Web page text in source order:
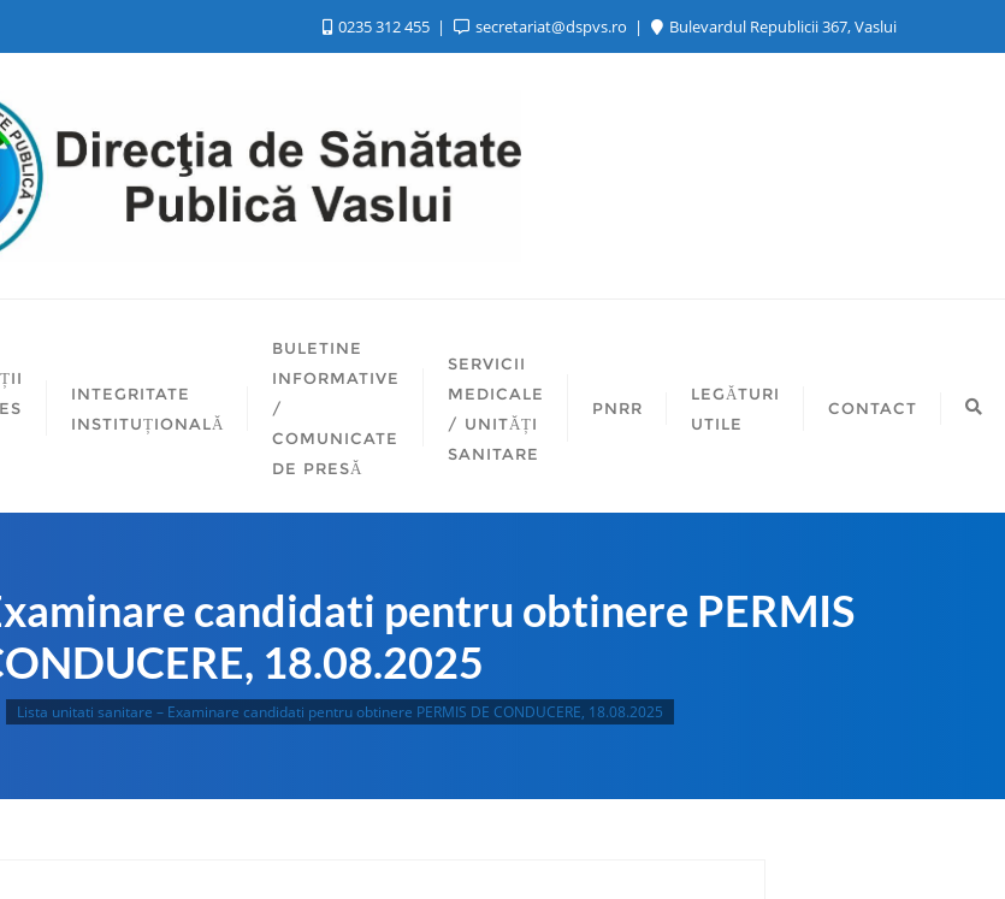
0235 312 455 secretariat@dspvs.ro Bulevardul Republicii 367, Vaslui
INTEGRITATE
INSTITUȚIONALĂ
BULETINE
INFORMATIVE
/
COMUNICATE
DE PRESĂ
SERVICII
MEDICALE
/ UNITĂȚI
SANITARE
PNRR
LEGĂTURI
UTILE
CONTACT
candidati pentru obtinere PERMIS
18.08.2025
Lista unitati sanitare – Examinare candidati pentru obtinere PERMIS DE CONDUCERE, 18.08.2025